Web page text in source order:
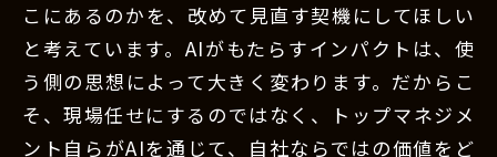
こにあるのかを、改めて見直す契機にしてほしい
と考えています。AIがもたらすインパクトは、使
う側の思想によって大きく変わります。だからこ
そ、現場任せにするのではなく、トップマネジメ
ント自らがAIを通じて、自社ならではの価値をど